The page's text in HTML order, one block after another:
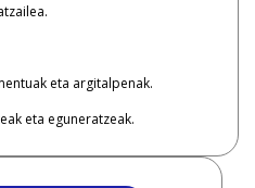
eta argitalpenak.
eta eguneratzeak.